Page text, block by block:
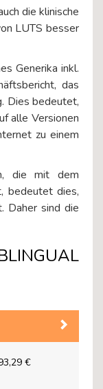
die klinische
LUTS besser
Generika inkl.
das
Dies bedeutet,
alle Versionen
zu einem
die mit dem
bedeutet dies,
Daher sind die
€